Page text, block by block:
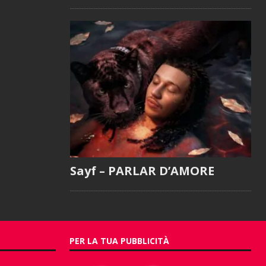
Sayf – PARLAR D’AMORE
PER LA TUA PUBBLICITÀ